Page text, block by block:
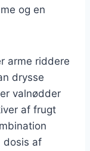
og en
arme riddere
drysse
valnødder
af frugt
dosis af